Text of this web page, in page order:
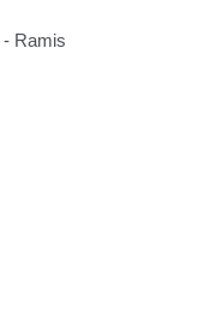
Ramis